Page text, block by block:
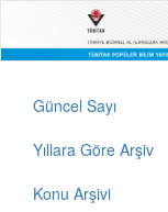
Güncel Sayı
Yıllara Göre Arşiv
Konu Arşivi